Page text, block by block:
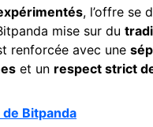
, l’offre se
mise sur du
renforcée avec une
et un respect strict
de Bitpanda